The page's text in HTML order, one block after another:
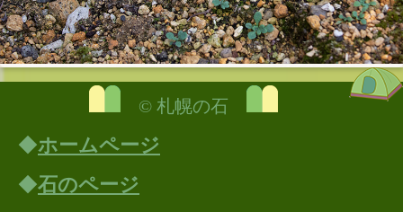
© 札幌の石
◆ホームページ
◆石のページ